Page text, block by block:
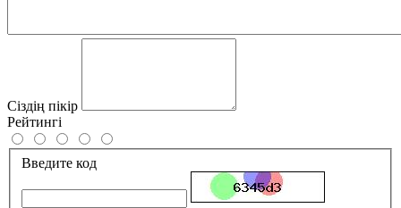
Сіздің пікір
Рейтингі
Введите код